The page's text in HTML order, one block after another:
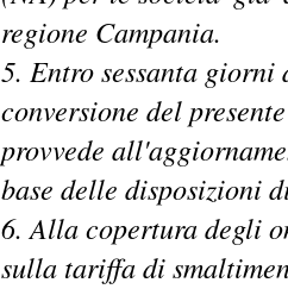
regione Campania.
5. Entro sessanta
conversione del
provvede
base delle disposizioni
6. Alla copertura degli
sulla tariffa di